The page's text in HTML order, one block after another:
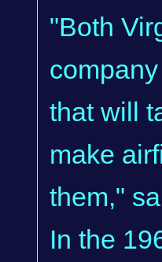
"Both
that will
make
them,"
In the